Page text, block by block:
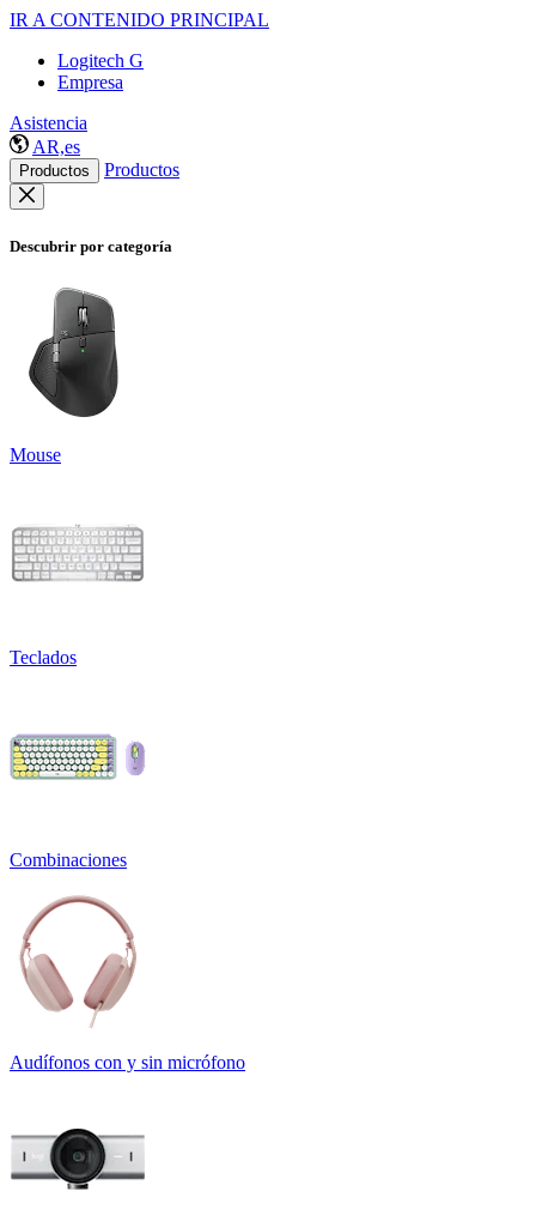
IR A CONTENIDO PRINCIPAL
Logitech G
Empresa
Asistencia
AR,es
Productos Productos
Descubrir por categoría
Mouse
Teclados
Combinaciones
Audífonos con y sin micrófono